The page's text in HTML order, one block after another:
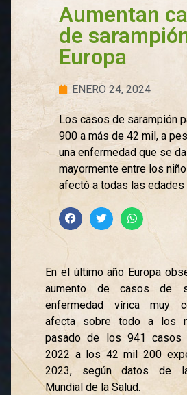
Aumentan
de
Europa
ENERO 24, 2024
Los casos de sarampión
900 a más de 42 mil, a
una enfermedad que se da
mayormente entre los
afectó a todas las edades
En el último año Europa
aumento de casos de
enfermedad vírica muy
afecta sobre todo a los
pasado de los 941 casos
2022 a los 42 mil 200
2023, según datos de la
Mundial de la Salud.